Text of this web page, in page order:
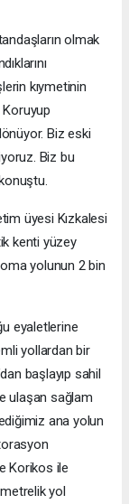
olmak
kıymetinin
Biz eski
Biz bu
üyesi Kızkalesi
kenti yüzey
yolunun 2 bin
eyaletlerine
yollardan bir
başlayıp sahil
ulaşan sağlam
ana yolun
Korikos ile
yol